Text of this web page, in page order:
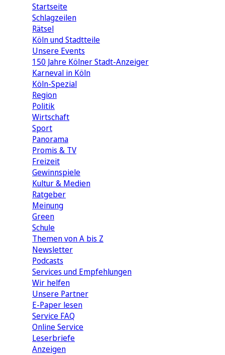
Startseite
Schlagzeilen
Rätsel
Köln und Stadtteile
Unsere Events
150 Jahre Kölner Stadt-Anzeiger
Karneval in Köln
Köln-Spezial
Region
Politik
Wirtschaft
Sport
Panorama
Promis & TV
Freizeit
Gewinnspiele
Kultur & Medien
Ratgeber
Meinung
Green
Schule
Themen von A bis Z
Newsletter
Podcasts
Services und Empfehlungen
Wir helfen
Unsere Partner
E-Paper lesen
Service FAQ
Online Service
Leserbriefe
Anzeigen